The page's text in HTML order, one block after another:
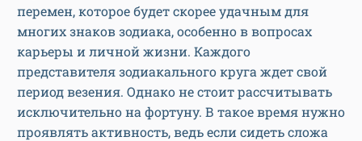
перемен, которое будет скорее удачным для
многих знаков зодиака, особенно в вопросах
карьеры и личной жизни. Каждого
представителя зодиакального круга ждет свой
период везения. Однако не стоит рассчитывать
исключительно на фортуну. В такое время нужно
проявлять активность, ведь если сидеть сложа